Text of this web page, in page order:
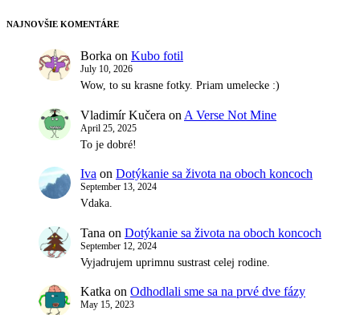
NAJNOVŠIE KOMENTÁRE
Borka on Kubo fotil
July 10, 2026
Wow, to su krasne fotky. Priam umelecke :)
Vladimír Kučera on A Verse Not Mine
April 25, 2025
To je dobré!
Iva on Dotýkanie sa života na oboch koncoch
September 13, 2024
Vdaka.
Tana on Dotýkanie sa života na oboch koncoch
September 12, 2024
Vyjadrujem uprimnu sustrast celej rodine.
Katka on Odhodlali sme sa na prvé dve fázy
May 15, 2023